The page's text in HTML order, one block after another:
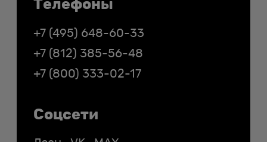
Телефоны
+7 (495) 648-60-33
+7 (812) 385-56-48
+7 (800) 333-02-17
Соцсети